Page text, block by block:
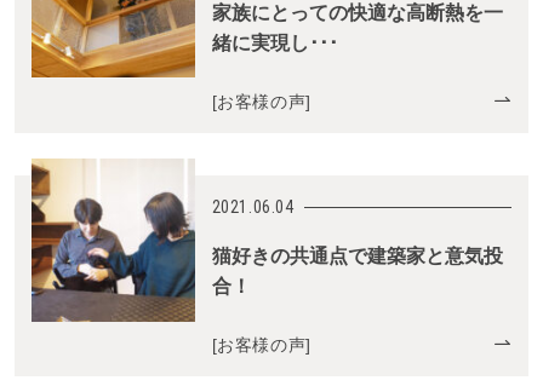
家族にとっての快適な高断熱を一
緒に実現し･･･
[お客様の声]
2021.06.04
猫好きの共通点で建築家と意気投
合！
[お客様の声]